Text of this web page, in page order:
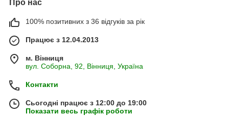
Про нас
100% позитивних з 36 відгуків за рік
Працює з 12.04.2013
м. Вінниця
вул. Соборна, 92, Вінниця, Україна
Контакти
Сьогодні працює з 12:00 до 19:00
Показати весь графік роботи